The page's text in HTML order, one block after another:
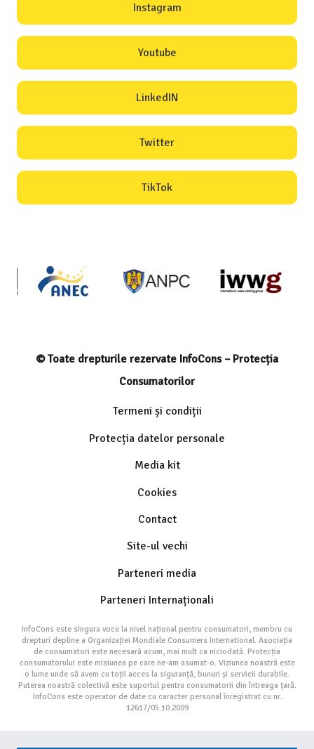
Instagram
Youtube
LinkedIN
Twitter
TikTok
© Toate drepturile rezervate InfoCons – Protecția
Consumatorilor
Termeni și condiții
Protecția datelor personale
Media kit
Cookies
Contact
Site-ul vechi
Parteneri media
Parteneri Internaționali
InfoCons este singura voce la nivel național pentru consumatori, membru cu
drepturi depline a Organizației Mondiale Consumers International. Asociația
de consumatori este necesară acum, mai mult ca niciodată. Protecția
consumatorului este misiunea pe care ne-am asumat-o. Viziunea noastră este
o lume unde să avem cu toții acces la siguranță, bunuri și servicii durabile.
Puterea noastră colectivă este suportul pentru consumatorii din întreaga țară.
InfoCons este operator de date cu caracter personal înregistrat cu nr.
12617/05.10.2009